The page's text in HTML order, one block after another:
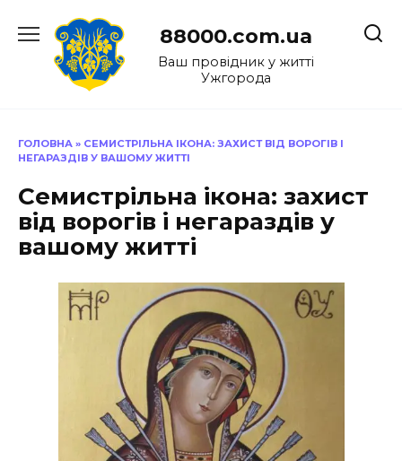
до
88000.com.ua
Ваш провідник у житті
Ужгорода
ГОЛОВНА » СЕМИСТРІЛЬНА ІКОНА: ЗАХИСТ ВІД ВОРОГІВ І
НЕГАРАЗДІВ У ВАШОМУ ЖИТТІ
Семистрільна ікона: захист
від ворогів і негараздів у
вашому житті